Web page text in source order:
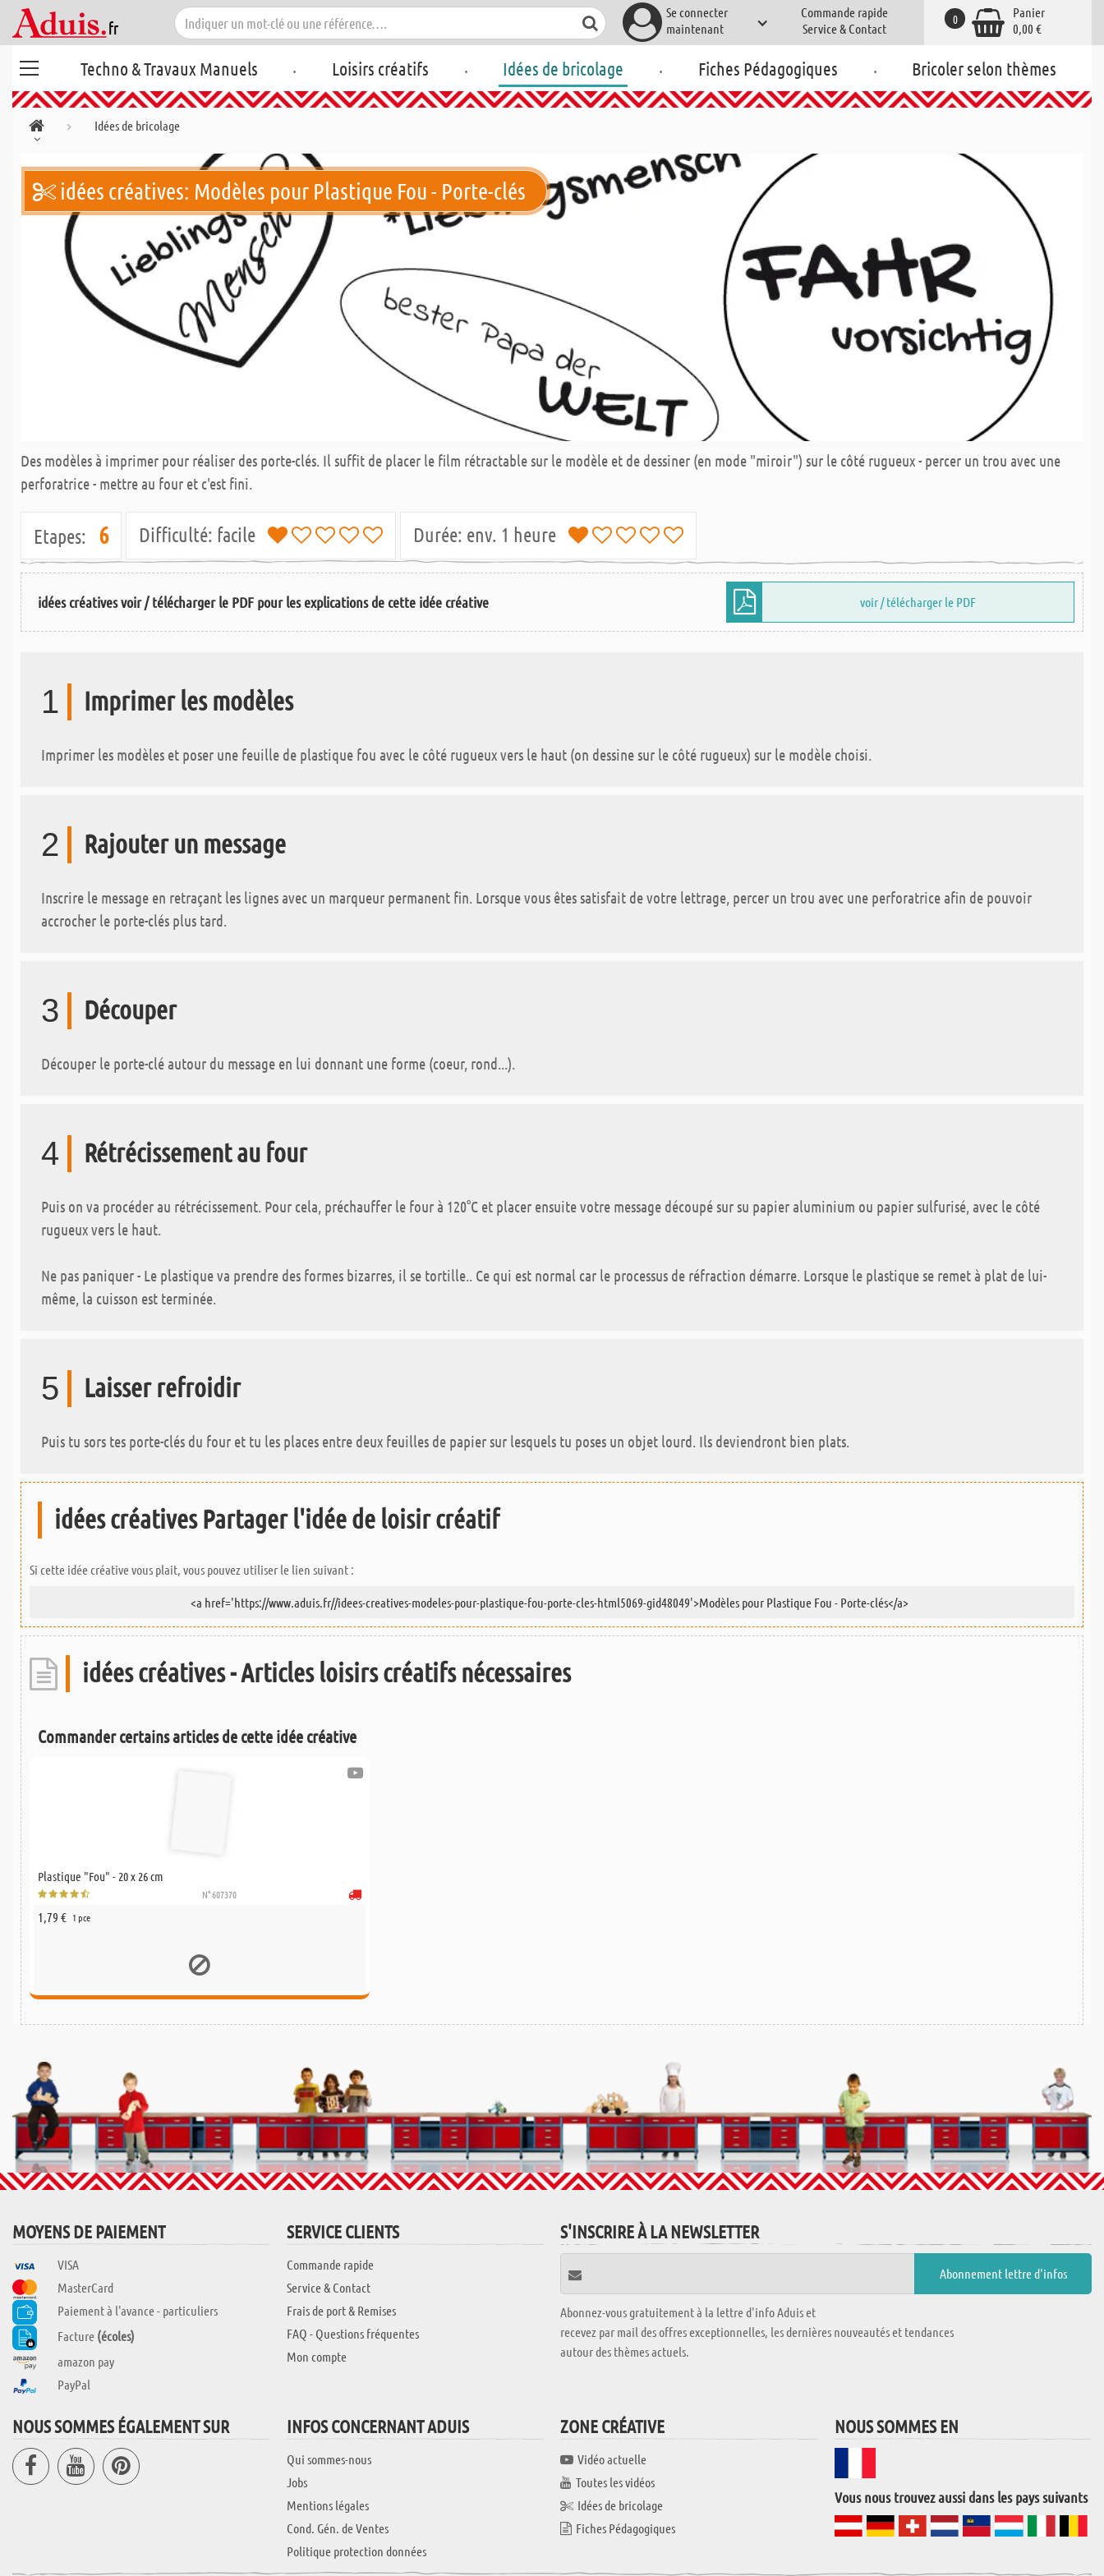
Se connecter
maintenant
Commande rapide
Service & Contact
Panier
0,00 €
0
Techno & Travaux Manuels . Loisirs créatifs . Idées de bricolage . Fiches Pédagogiques . Bricoler selon thèmes
Idées de bricolage
idées créatives: Modèles pour Plastique Fou - Porte-clés
Des modèles à imprimer pour réaliser des porte-clés. Il suffit de placer le film rétractable sur le modèle et de dessiner (en mode "miroir") sur le côté rugueux - percer un trou avec une
perforatrice - mettre au four et c'est fini.
Etapes: 6 Difficulté: facile Durée: env. 1 heure
idées créatives voir / télécharger le PDF pour les explications de cette idée créative voir / télécharger le PDF
1 Imprimer les modèles
Imprimer les modèles et poser une feuille de plastique fou avec le côté rugueux vers le haut (on dessine sur le côté rugueux) sur le modèle choisi.
2 Rajouter un message
Inscrire le message en retraçant les lignes avec un marqueur permanent fin. Lorsque vous êtes satisfait de votre lettrage, percer un trou avec une perforatrice afin de pouvoir
accrocher le porte-clés plus tard.
3 Découper
Découper le porte-clé autour du message en lui donnant une forme (coeur, rond...).
4 Rétrécissement au four
Puis on va procéder au rétrécissement. Pour cela, préchauffer le four à 120°C et placer ensuite votre message découpé sur su papier aluminium ou papier sulfurisé, avec le côté
rugueux vers le haut.
Ne pas paniquer - Le plastique va prendre des formes bizarres, il se tortille.. Ce qui est normal car le processus de réfraction démarre. Lorsque le plastique se remet à plat de lui-
même, la cuisson est terminée.
5 Laisser refroidir
Puis tu sors tes porte-clés du four et tu les places entre deux feuilles de papier sur lesquels tu poses un objet lourd. Ils deviendront bien plats.
idées créatives Partager l'idée de loisir créatif
Si cette idée créative vous plait, vous pouvez utiliser le lien suivant :
idées créatives - Articles loisirs créatifs nécessaires
Commander certains articles de cette idée créative
Plastique "Fou" - 20 x 26 cm
N° 607370
1,79 € 1 pce
MOYENS DE PAIEMENT
VISA
MasterCard
Paiement à l'avance - particuliers
Facture (écoles)
amazon pay
PayPal
SERVICE CLIENTS
Commande rapide
Service & Contact
Frais de port & Remises
FAQ - Questions fréquentes
Mon compte
S'INSCRIRE À LA NEWSLETTER
Abonnez-vous gratuitement à la lettre d'info Aduis et
recevez par mail des offres exceptionnelles, les dernières nouveautés et tendances
autour des thèmes actuels.
NOUS SOMMES ÉGALEMENT SUR INFOS CONCERNANT ADUIS
Qui sommes-nous
Jobs
Mentions légales
Cond. Gén. de Ventes
Politique protection données
ZONE CRÉATIVE
Vidéo actuelle
Toutes les vidéos
Idées de bricolage
Fiches Pédagogiques
NOUS SOMMES EN
Vous nous trouvez aussi dans les pays suivants